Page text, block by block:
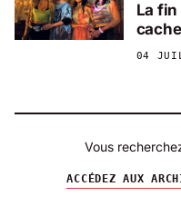
La fin
04
Vous
ACCÉDEZ AUX